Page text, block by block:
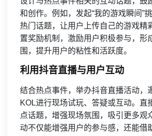
和创作。例如，发起“我的游戏瞬间”
热门话题，让用户上传自己的游戏精
置奖励机制，激励用户积极参与，形
围，提升用户的粘性和活跃度。
利用抖音直播与用户互动
结合热点事件，举办抖音直播活动，
KOL进行现场试玩、答疑或互动。直
点话题，增强现场氛围，吸引更多观
动不仅能增强用户的参与感，还能借